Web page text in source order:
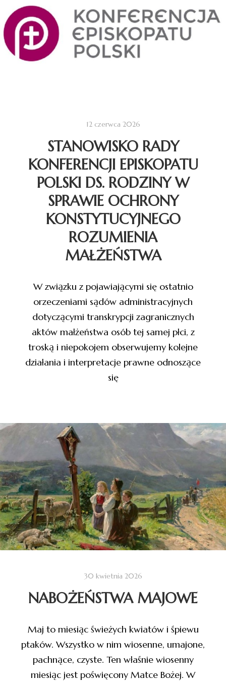
12 czerwca 2026
STANOWISKO RADY
KONFERENCJI EPISKOPATU
POLSKI DS. RODZINY W
SPRAWIE OCHRONY
KONSTYTUCYJNEGO
ROZUMIENIA
MAŁŻEŃSTWA
W związku z pojawiającymi się ostatnio
orzeczeniami sądów administracyjnych
dotyczącymi transkrypcji zagranicznych
aktów małżeństwa osób tej samej płci, z
troską i niepokojem obserwujemy kolejne
działania i interpretacje prawne odnoszące
się
30 kwietnia 2026
NABOŻEŃSTWA MAJOWE
Maj to miesiąc świeżych kwiatów i śpiewu
ptaków. Wszystko w nim wiosenne, umajone,
pachnące, czyste. Ten właśnie wiosenny
miesiąc jest poświęcony Matce Bożej. W